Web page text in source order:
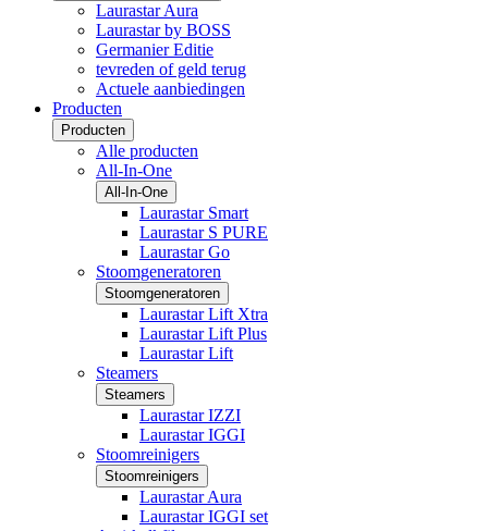
Laurastar Aura
Laurastar by BOSS
Germanier Editie
tevreden of geld terug
Actuele aanbiedingen
Producten
Producten
Alle producten
All-In-One
All-In-One
Laurastar Smart
Laurastar S PURE
Laurastar Go
Stoomgeneratoren
Stoomgeneratoren
Laurastar Lift Xtra
Laurastar Lift Plus
Laurastar Lift
Steamers
Steamers
Laurastar IZZI
Laurastar IGGI
Stoomreinigers
Stoomreinigers
Laurastar Aura
Laurastar IGGI set